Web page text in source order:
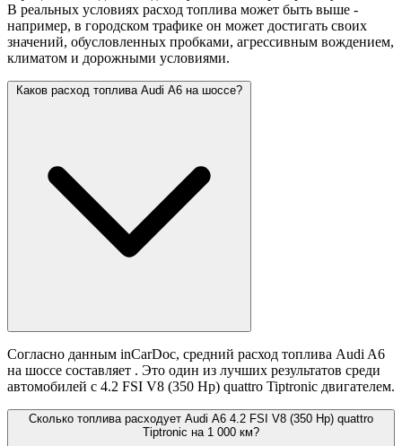
В реальных условиях расход топлива может быть выше -
например, в городском трафике он может достигать своих
значений, обусловленных пробками, агрессивным вождением,
климатом и дорожными условиями.
Каков расход топлива Audi A6 на шоссе?
Согласно данным inCarDoc, средний расход топлива Audi A6
на шоссе составляет . Это один из лучших результатов среди
автомобилей с 4.2 FSI V8 (350 Hp) quattro Tiptronic двигателем.
Сколько топлива расходует Audi A6 4.2 FSI V8 (350 Hp) quattro
Tiptronic на 1 000 км?